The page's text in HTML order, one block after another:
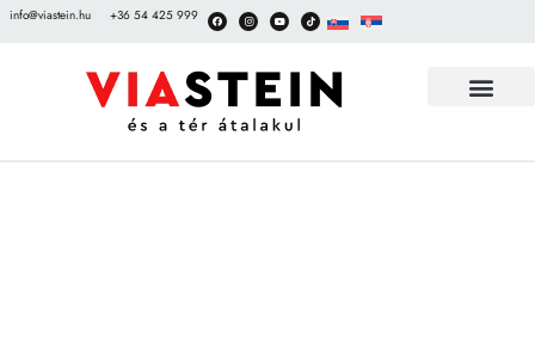
info@viastein.hu +36 54 425 999